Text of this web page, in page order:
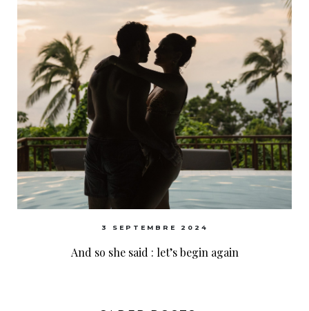
3 SEPTEMBRE 2024
And so she said : let’s begin again